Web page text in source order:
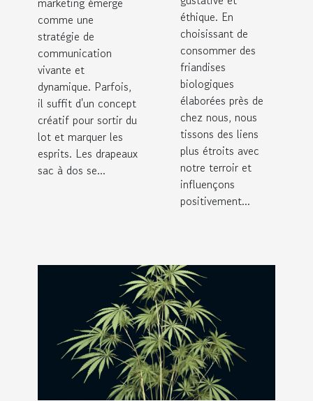
comme une
stratégie de
communication
vivante et
dynamique. Parfois,
il suffit d'un concept
créatif pour sortir du
lot et marquer les
esprits. Les drapeaux
sac à dos se...
éthique. En
choisissant de
consommer des
friandises
biologiques
élaborées près de
chez nous, nous
tissons des liens
plus étroits avec
notre terroir et
influençons
positivement...